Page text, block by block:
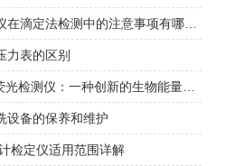
水质分析仪在滴定法检测中的注意事项有哪些？
力表的区别
医用ATP荧光检测仪：一种创新的生物能量检测工具
设备的保养和维护
检定仪适用范围详解